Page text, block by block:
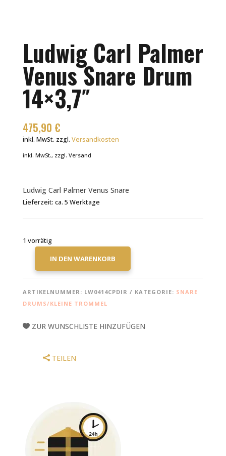
Ludwig Carl Palmer
Venus Snare Drum
14×3,7″
475,90 €
inkl. MwSt. zzgl. Versandkosten
inkl. MwSt., zzgl. Versand
Ludwig Carl Palmer Venus Snare
Lieferzeit: ca. 5 Werktage
1 vorrätig
CARL
DRUM
IN DEN WARENKORB
ARTIKELNUMMER: LW0414CPDIR KATEGORIE: SNARE
DRUMS/KLEINE TROMMEL
ZUR WUNSCHLISTE HINZUFÜGEN
TEILEN